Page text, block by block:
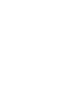
udane
powierzchnią
a przede